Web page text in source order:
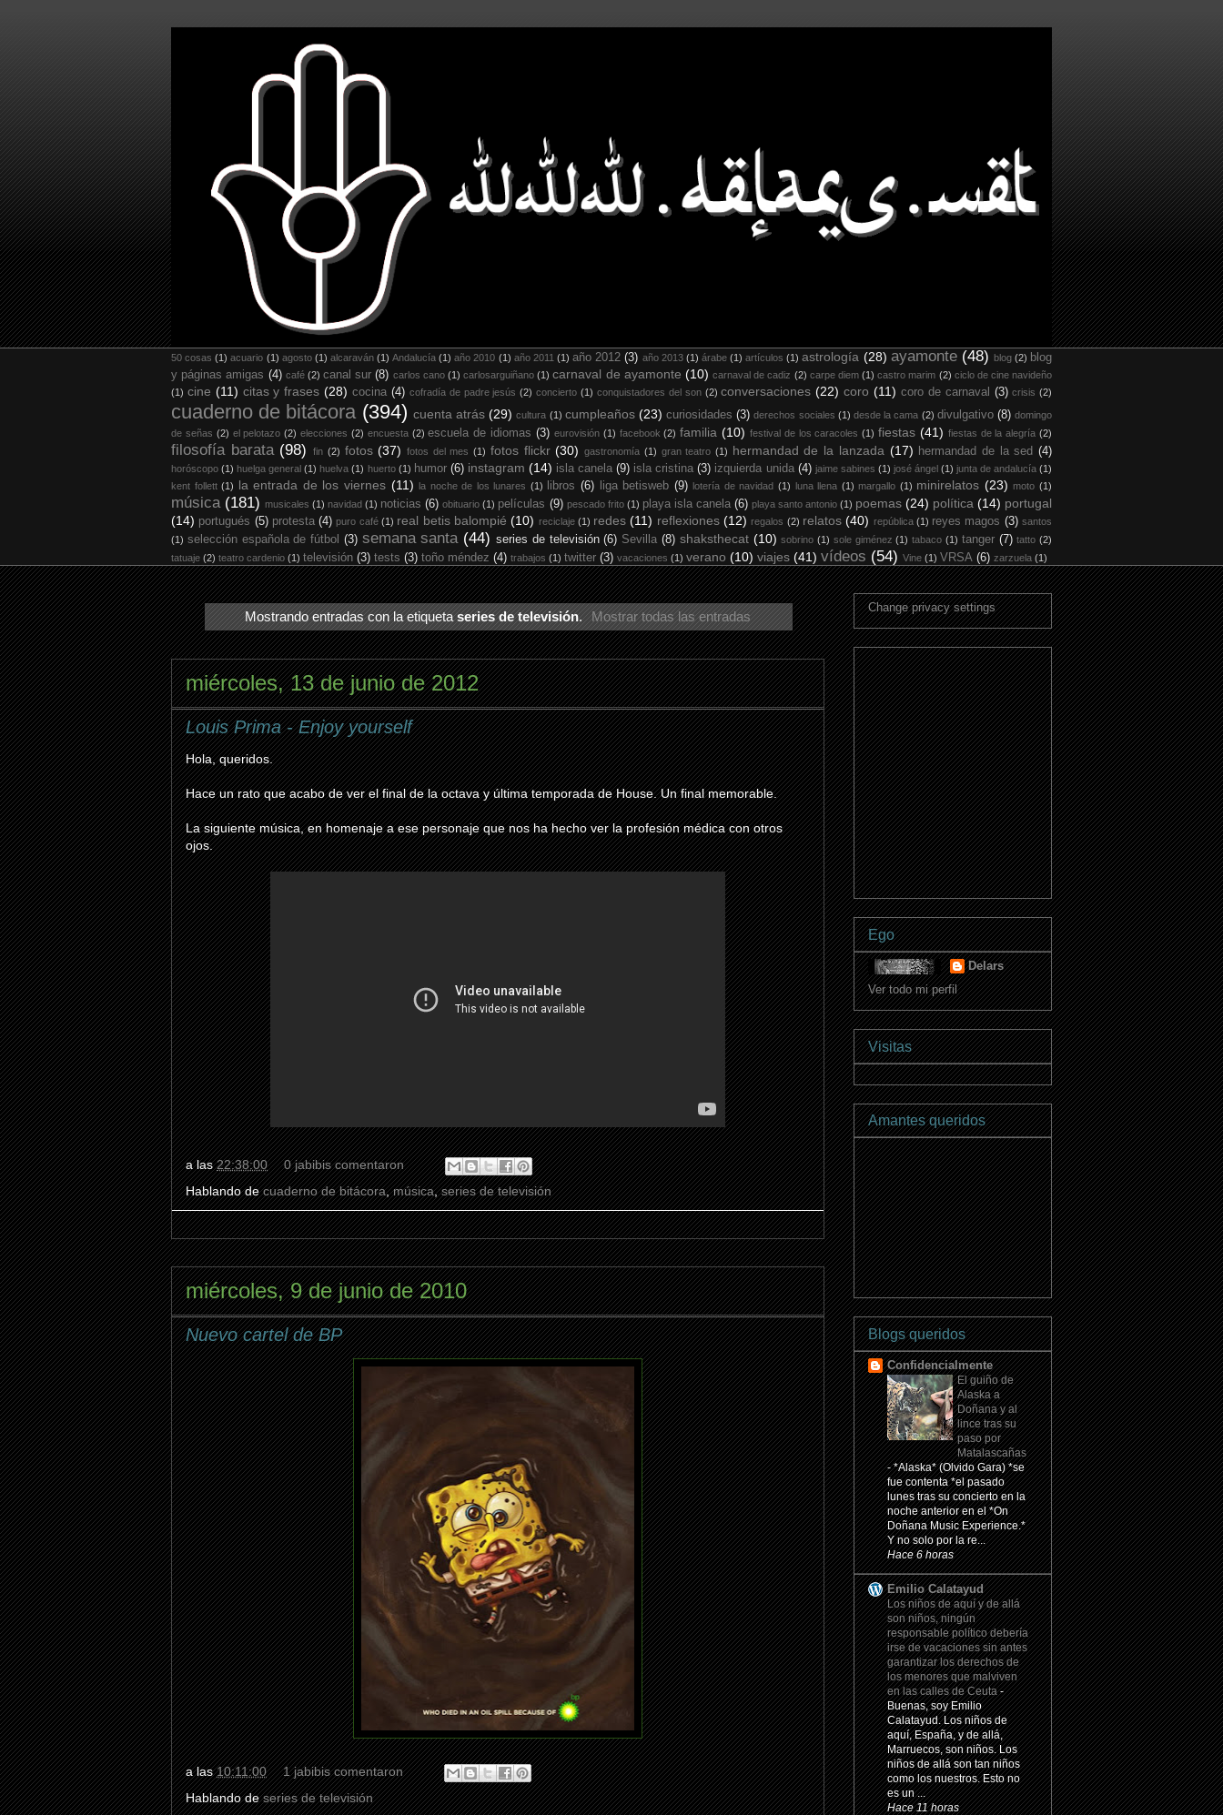
50 cosas (1) acuario (1) agosto (1) alcaraván (1) Andalucía (1) año 2010 (1) año 2011 (1) año 2012 (3) año 2013 (1) árabe (1) artículos (1) astrología (28) ayamonte (48) blog (2) blog
y páginas amigas (4) café (2) canal sur (8) carlos cano (1) carlosarguiñano (1) carnaval de ayamonte (10) carnaval de cadiz (2) carpe diem (1) castro marim (2) ciclo de cine navideño
(1) cine (11) citas y frases (28) cocina (4) cofradía de padre jesús (2) concierto (1) conquistadores del son (2) conversaciones (22) coro (11) coro de carnaval (3) crisis (2)
cuaderno de bitácora (394) cuenta atrás (29) cultura (1) cumpleaños (23) curiosidades (3) derechos sociales (1) desde la cama (2) divulgativo (8) domingo
de señas (2) el pelotazo (2) elecciones (2) encuesta (2) escuela de idiomas (3) eurovisión (1) facebook (2) familia (10) festival de los caracoles (1) fiestas (41) fiestas de la alegría (2)
filosofía barata (98) fin (2) fotos (37) fotos del mes (1) fotos flickr (30) gastronomía (1) gran teatro (1) hermandad de la lanzada (17) hermandad de la sed (4)
horóscopo (1) huelga general (1) huelva (1) huerto (1) humor (6) instagram (14) isla canela (9) isla cristina (3) izquierda unida (4) jaime sabines (1) josé ángel (1) junta de andalucía (1)
kent follett (1) la entrada de los viernes (11) la noche de los lunares (1) libros (6) liga betisweb (9) lotería de navidad (1) luna llena (1) margallo (1) minirelatos (23) moto (1)
música (181) musicales (1) navidad (1) noticias (6) obituario (1) películas (9) pescado frito (1) playa isla canela (6) playa santo antonio (1) poemas (24) política (14) portugal
(14) portugués (5) protesta (4) puro café (1) real betis balompié (10) reciclaje (1) redes (11) reflexiones (12) regalos (2) relatos (40) república (1) reyes magos (3) santos
(1) selección española de fútbol (3) semana santa (44) series de televisión (6) Sevilla (8) shaksthecat (10) sobrino (1) sole giménez (1) tabaco (1) tanger (7) tatto (2)
tatuaje (2) teatro cardenio (1) televisión (3) tests (3) toño méndez (4) trabajos (1) twitter (3) vacaciones (1) verano (10) viajes (41) vídeos (54) Vine (1) VRSA (6) zarzuela (1)
Mostrando entradas con la etiquetaseries de televisión. Mostrar todas las entradas
miércoles, 13 de junio de 2012
Louis Prima - Enjoy yourself
Hola, queridos.
Hace un rato que acabo de ver el final de la octava y última temporada de House. Un final memorable.
La siguiente música, en homenaje a ese personaje que nos ha hecho ver la profesión médica con otros
ojos.
a las22:38:00
0 jabibis comentaron
Hablando decuaderno de bitácora,música,series de televisión
miércoles, 9 de junio de 2010
Nuevo cartel de BP
a las10:11:00
1 jabibis comentaron
Hablando deseries de televisión
Change privacy settings
Ego
Delars
Ver todo mi perfil
Visitas
Amantes queridos
Blogs queridos
Confidencialmente
El guiño de
Alaska a
Doñana y al
lince tras su
paso por
Matalascañas
-*Alaska* (Olvido Gara) *se
fue contenta *el pasado
lunes tras su concierto en la
noche anterior en el *On
Doñana Music Experience.*
Y no solo por la re...
Hace 6 horas
Emilio Calatayud
Los niños de aquí y de allá
son niños, ningún
responsable político debería
irse de vacaciones sin antes
garantizar los derechos de
los menores que malviven
en las calles de Ceuta-
Buenas, soy Emilio
Calatayud. Los niños de
aquí, España, y de allá,
Marruecos, son niños. Los
niños de allá son tan niños
como los nuestros. Esto no
es un ...
Hace 11 horas